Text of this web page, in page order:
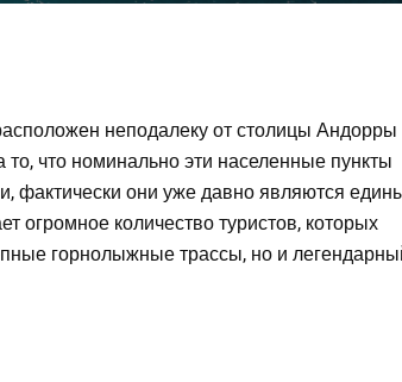
неподалеку от столицы Андорры
что номинально эти населенные пункты
фактически они уже давно являются
огромное количество туристов, которых
горнолыжные трассы, но и